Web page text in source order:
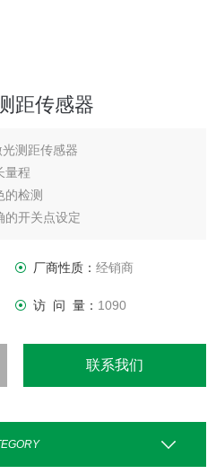
距传感器
测距传感器
量程
的检测
的开关点设定
厂商性质： 经销商
访 问 量： 1090
联系我们